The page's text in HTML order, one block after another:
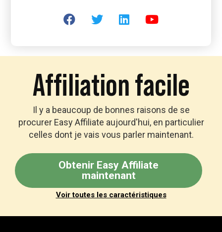
Affiliation facile
Il y a beaucoup de bonnes raisons de se
procurer Easy Affiliate aujourd'hui, en particulier
celles dont je vais vous parler maintenant.
Obtenir Easy Affiliate
maintenant
Voir toutes les caractéristiques